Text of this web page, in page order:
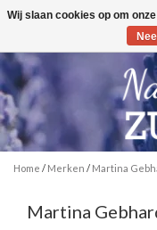
Toggle
Home / Merken / Martina
Martina
Wij slaan cookies op om
Nee